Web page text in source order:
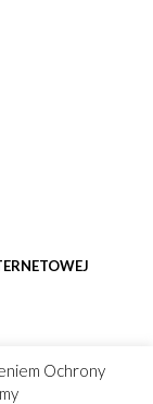
Ochrony